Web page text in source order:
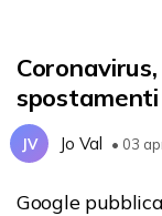
spostamenti
JV Jo Val • 03
Google